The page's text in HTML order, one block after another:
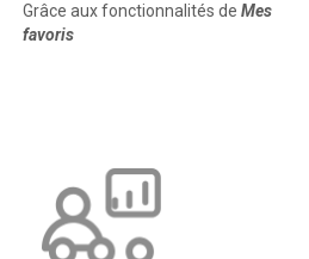
Grâce aux fonctionnalités de Mes
favoris